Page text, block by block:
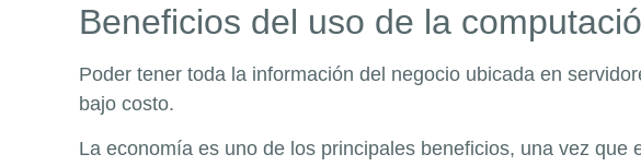
Beneficios del uso de la
Poder tener toda la información del negocio ubicada en
bajo costo.
La economía es uno de los principales beneficios, una vez